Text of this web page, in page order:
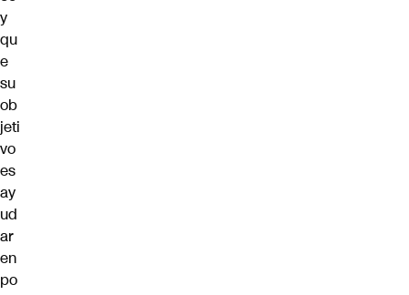
y
qu
e
su
ob
jeti
vo
es
ay
ud
ar
en
po